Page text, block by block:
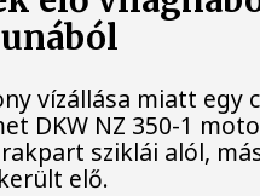
vízállása miatt egy
DKW NZ 350-1
sziklái alól,
elő.